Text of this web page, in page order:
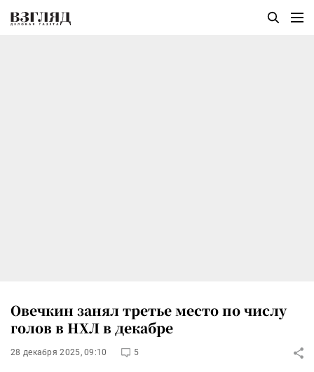
Овечкин занял третье место по числу
голов в НХЛ в декабре
28 декабря 2025, 09:10 5